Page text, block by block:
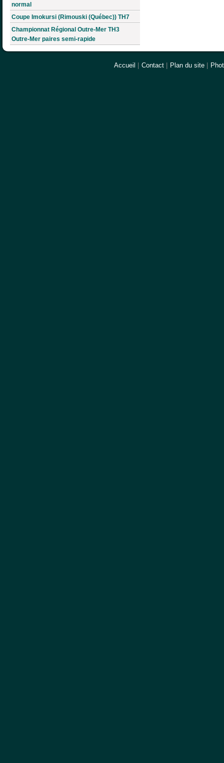
normal
Coupe Imokursi (Rimouski (Québec)) TH7
Championnat Régional Outre-Mer TH3
Outre-Mer paires semi-rapide
Accueil Contact Plan du site